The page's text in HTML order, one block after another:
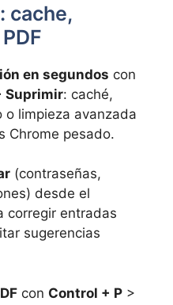
cache,
en segundos con
Suprimir: caché,
o limpieza avanzada
Chrome pesado.
(contraseñas,
desde el
corregir entradas
sugerencias
con Control + P >